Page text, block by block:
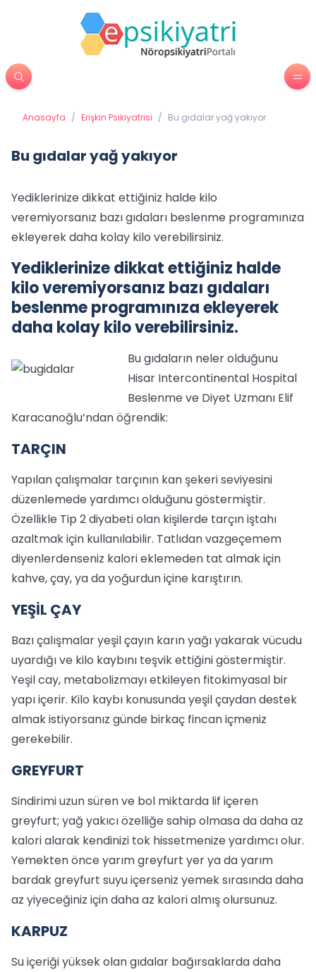
Anasayfa / Erişkin Psikiyatrisi / Bu gıdalar yağ yakıyor
Bu gıdalar yağ yakıyor
Yediklerinize dikkat ettiğiniz halde kilo
veremiyorsanız bazı gıdaları beslenme programınıza
ekleyerek daha kolay kilo verebilirsiniz.
Yediklerinize dikkat ettiğiniz halde
kilo veremiyorsanız bazı gıdaları
beslenme programınıza ekleyerek
daha kolay kilo verebilirsiniz.
Bu gıdaların neler olduğunu
Hisar Intercontinental Hospital
Beslenme ve Diyet Uzmanı Elif
Karacanoğlu’ndan öğrendik:
TARÇIN
Yapılan çalışmalar tarçının kan şekeri seviyesini
düzenlemede yardımcı olduğunu göstermiştir.
Özellikle Tip 2 diyabeti olan kişilerde tarçın iştahı
azaltmak için kullanılabilir. Tatlıdan vazgeçemem
diyenlerdenseniz kalori eklemeden tat almak için
kahve, çay, ya da yoğurdun içine karıştırın.
YEŞİL ÇAY
Bazı çalışmalar yeşil çayın karın yağı yakarak vücudu
uyardığı ve kilo kaybını teşvik ettiğini göstermiştir.
Yeşil cay, metabolizmayı etkileyen fitokimyasal bir
yapı içerir. Kilo kaybı konusunda yeşil çaydan destek
almak istiyorsanız günde birkaç fincan içmeniz
gerekebilir.
GREYFURT
Sindirimi uzun süren ve bol miktarda lif içeren
greyfurt; yağ yakıcı özelliğe sahip olmasa da daha az
kalori alarak kendinizi tok hissetmenize yardımcı olur.
Yemekten önce yarım greyfurt yer ya da yarım
bardak greyfurt suyu içerseniz yemek sırasında daha
az yiyeceğiniz için daha az kalori almış olursunuz.
KARPUZ
Su içeriği yüksek olan gıdalar bağırsaklarda daha